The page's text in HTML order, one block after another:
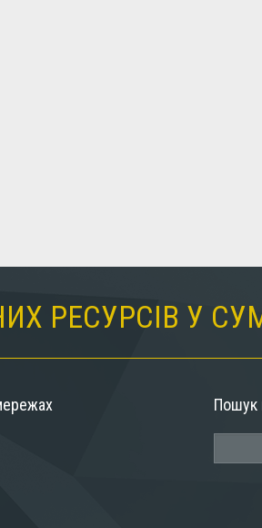
РЕСУРСІВ У
Пошук